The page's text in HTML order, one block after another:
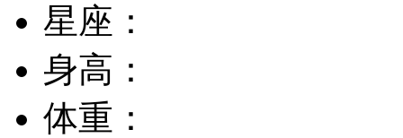
星座：
身高：
体重：